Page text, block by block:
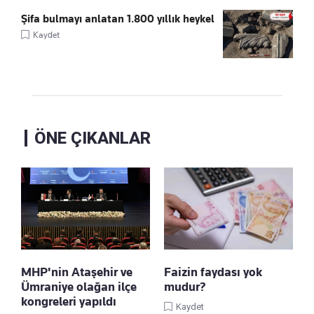
Şifa bulmayı anlatan 1.800 yıllık heykel
Kaydet
ÖNE ÇIKANLAR
MHP'nin Ataşehir ve
Ümraniye olağan ilçe
kongreleri yapıldı
Faizin faydası yok
mudur?
Kaydet